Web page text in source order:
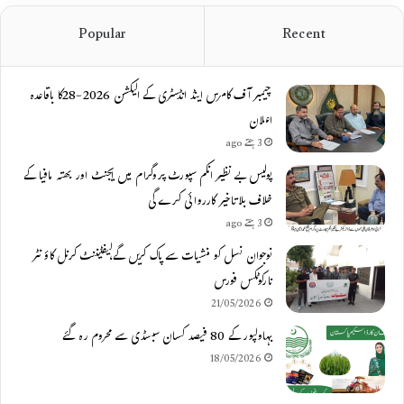
Recent
Popular
چیمبر آف کامرس اینڈ انڈسٹری کے الیکشن 2026-28کا باقاعدہ
اعلان
3 ہفتے ago
پولیس بے نظیر انکم سپورٹ پروگرام میں ایجنٹ اور بھتہ مافیا کے
خلاف بلاتاخیر کارروائی کرے گی
3 ہفتے ago
نوجوان نسل کو منشیات سے پاک کریں گے،لیفٹیننٹ کرنل کاؤنٹر
نارکوٹکس فورس
21/05/2026
بہاولپور کے 80 فیصد کسان سبسڈی سے محروم رہ گئے
18/05/2026